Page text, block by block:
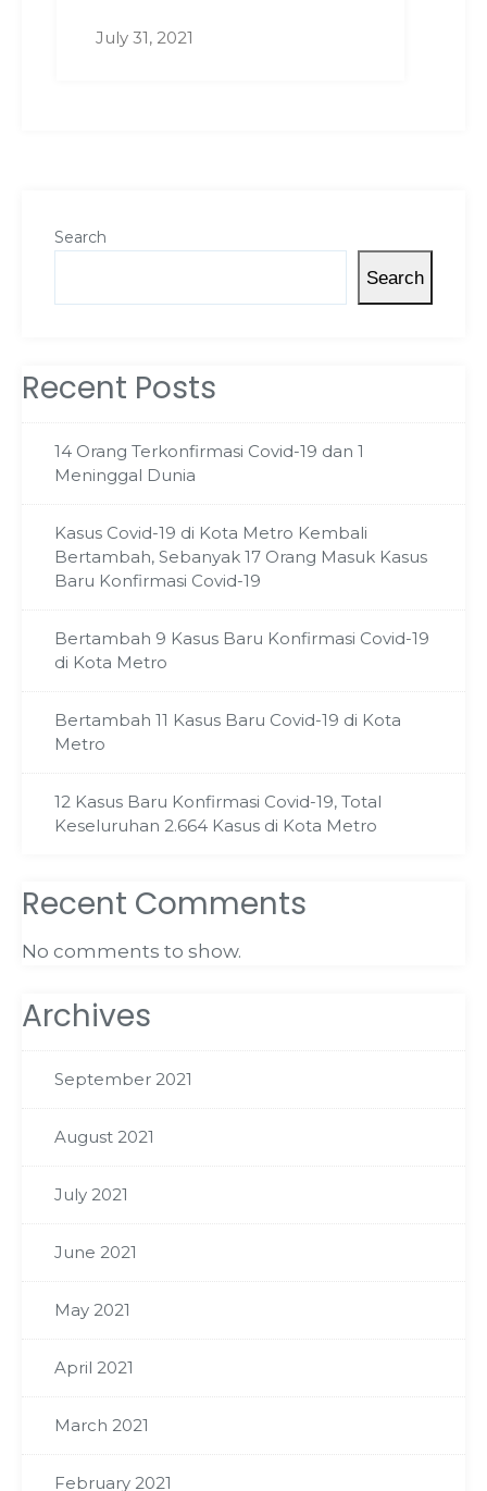
July 31, 2021
Search
Search
Recent Posts
14 Orang Terkonfirmasi Covid-19 dan 1
Meninggal Dunia
Kasus Covid-19 di Kota Metro Kembali
Bertambah, Sebanyak 17 Orang Masuk Kasus
Baru Konfirmasi Covid-19
Bertambah 9 Kasus Baru Konfirmasi Covid-19
di Kota Metro
Bertambah 11 Kasus Baru Covid-19 di Kota
Metro
12 Kasus Baru Konfirmasi Covid-19, Total
Keseluruhan 2.664 Kasus di Kota Metro
Recent Comments
No comments to show.
Archives
September 2021
August 2021
July 2021
June 2021
May 2021
April 2021
March 2021
February 2021